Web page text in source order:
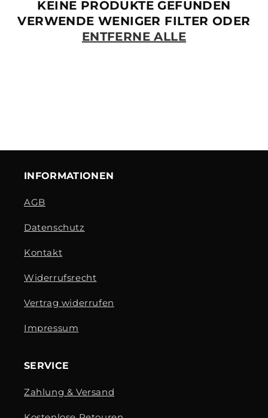
KEINE PRODUKTE GEFUNDEN
VERWENDE WENIGER FILTER ODER
ENTFERNE ALLE
INFORMATIONEN
AGB
Datenschutz
Kontakt
Widerrufsrecht
Vertrag widerrufen
Impressum
SERVICE
Zahlung & Versand